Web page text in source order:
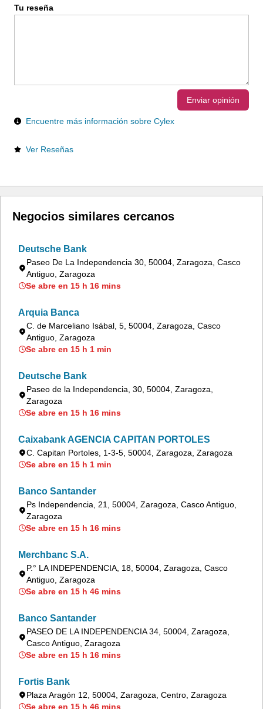
Tu reseña
Enviar opinión
Encuentre más información sobre Cylex
Ver Reseñas
Negocios similares cercanos
Deutsche Bank
Paseo De La Independencia 30, 50004, Zaragoza, Casco
Antiguo, Zaragoza
Se abre en 15 h 16 mins
Arquia Banca
C. de Marceliano Isábal, 5, 50004, Zaragoza, Casco
Antiguo, Zaragoza
Se abre en 15 h 1 min
Deutsche Bank
Paseo de la Independencia, 30, 50004, Zaragoza,
Zaragoza
Se abre en 15 h 16 mins
Caixabank AGENCIA CAPITAN PORTOLES
C. Capitan Portoles, 1-3-5, 50004, Zaragoza, Zaragoza
Se abre en 15 h 1 min
Banco Santander
Ps Independencia, 21, 50004, Zaragoza, Casco Antiguo,
Zaragoza
Se abre en 15 h 16 mins
Merchbanc S.A.
P.° LA INDEPENDENCIA, 18, 50004, Zaragoza, Casco
Antiguo, Zaragoza
Se abre en 15 h 46 mins
Banco Santander
PASEO DE LA INDEPENDENCIA 34, 50004, Zaragoza,
Casco Antiguo, Zaragoza
Se abre en 15 h 16 mins
Fortis Bank
Plaza Aragón 12, 50004, Zaragoza, Centro, Zaragoza
Se abre en 15 h 46 mins